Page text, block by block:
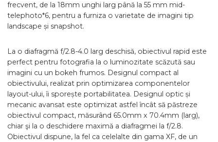
frecvent, de la 18mm unghi larg până la 55 mm mid-
telephoto*6, pentru a furniza o varietate de imagini tip
landscape și snapshot.
La o diafragmă f/2.8-4.0 larg deschisă, obiectivul rapid este
perfect pentru fotografia la o luminozitate scăzută sau
imagini cu un bokeh frumos. Designul compact al
obiectivului, realizat prin optimizarea componentelor
layout-ului, îi sporește portabilitatea. Designul optic și
mecanic avansat este optimizat astfel încât să păstreze
obiectivul compact, măsurând 65.0mm x 70.4mm (larg),
chiar şi la o deschidere maximă a diafragmei la f/2.8.
Obiectivul dispune, la fel ca celelalte din gama XF, de un